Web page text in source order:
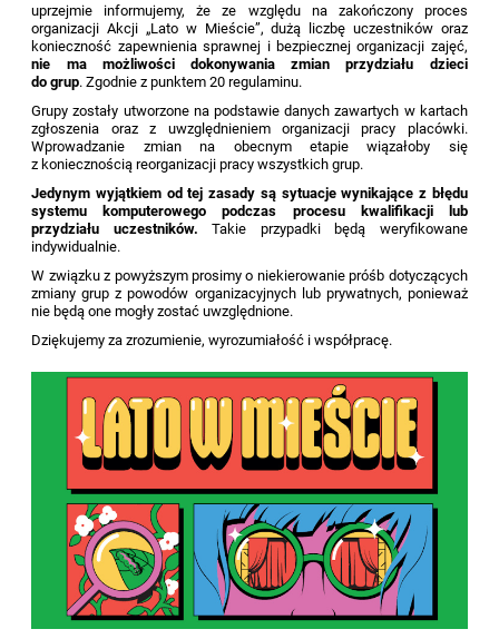
uprzejmie informujemy, że ze względu na zakończony proces
organizacji Akcji „Lato w Mieście”, dużą liczbę uczestników oraz
konieczność zapewnienia sprawnej i bezpiecznej organizacji zajęć,
nie ma możliwości dokonywania zmian przydziału dzieci
do grup. Zgodnie z punktem 20 regulaminu.
Grupy zostały utworzone na podstawie danych zawartych w kartach
zgłoszenia oraz z uwzględnieniem organizacji pracy placówki.
Wprowadzanie zmian na obecnym etapie wiązałoby się
z koniecznością reorganizacji pracy wszystkich grup.
Jedynym wyjątkiem od tej zasady są sytuacje wynikające z błędu
systemu komputerowego podczas procesu kwalifikacji lub
przydziału uczestników. Takie przypadki będą weryfikowane
indywidualnie.
W związku z powyższym prosimy o niekierowanie próśb dotyczących
zmiany grup z powodów organizacyjnych lub prywatnych, ponieważ
nie będą one mogły zostać uwzględnione.
Dziękujemy za zrozumienie, wyrozumiałość i współpracę.